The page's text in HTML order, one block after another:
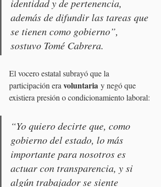
identidad y de pertenencia,
además de difundir las tareas que
se tienen como gobierno”,
sostuvo Tomé Cabrera.
El vocero estatal subrayó que la
participación era voluntaria y negó que
existiera presión o condicionamiento laboral:
“Yo quiero decirte que, como
gobierno del estado, lo más
importante para nosotros es
actuar con transparencia, y si
algún trabajador se siente